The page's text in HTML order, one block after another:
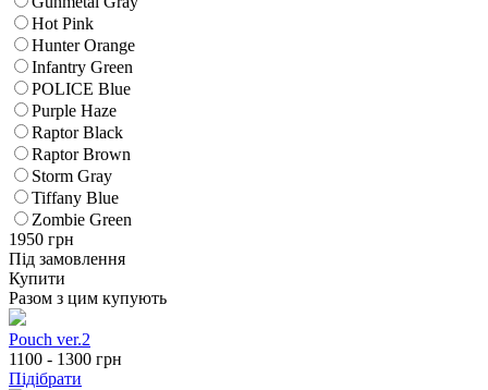
Hot Pink
Hunter Orange
Infantry Green
POLICE Blue
Purple Haze
Raptor Black
Raptor Brown
Storm Gray
Tiffany Blue
Zombie Green
1950 грн
Під замовлення
Купити
Разом з цим купують
Pouch ver.2
1100 - 1300 грн
Підібрати